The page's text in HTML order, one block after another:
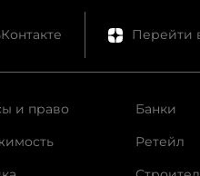
Перейти
и право
Банки
Ретейл